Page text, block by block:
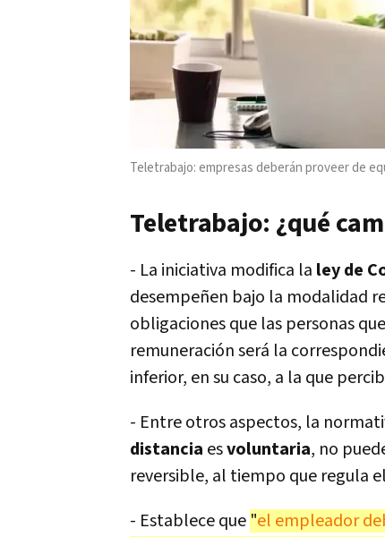
Teletrabajo: empresas deberán proveer de
Teletrabajo: ¿qué
- La iniciativa modifica la ley de
desempeñen bajo la modalidad
obligaciones que las personas
remuneración será la
inferior, en su caso, a la que
- Entre otros aspectos, la
distancia esvoluntaria, no
reversible, al tiempo que regula
- Establece que "el empleador